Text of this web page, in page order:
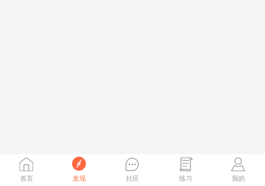
首页 发现 社区 练习 我的